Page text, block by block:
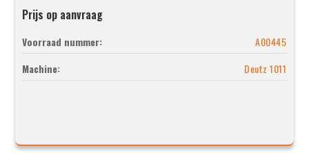
Prijs op aanvraag
Voorraad nummer:
A00445
Machine:
Deutz 1011